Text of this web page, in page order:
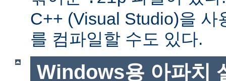
C++ (Visual Studio)을 사
를 컴파일할 수도 있다.
Windows용 아파치